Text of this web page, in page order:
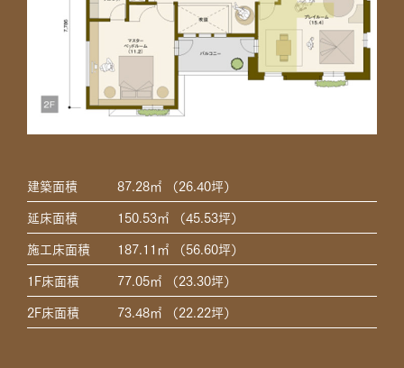
建築面積
87.28㎡ （26.40坪）
延床面積
150.53㎡ （45.53坪）
施工床面積
187.11㎡ （56.60坪）
1F床面積
77.05㎡ （23.30坪）
2F床面積
73.48㎡ （22.22坪）
建築面積
67.15㎡ （20.31坪）
延床面積
120.08㎡ （36.32坪）
施工床面積
140.88㎡ （42.61坪）